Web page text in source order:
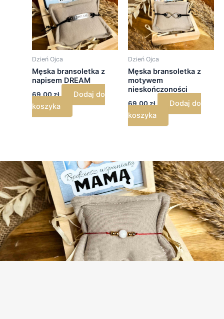
Dzień Ojca
Męska bransoletka z
napisem DREAM
69,00zł
Dodaj do
koszyka
Dzień Ojca
Męska bransoletka z
motywem
nieskończoności
69,00zł
Dodaj do
koszyka